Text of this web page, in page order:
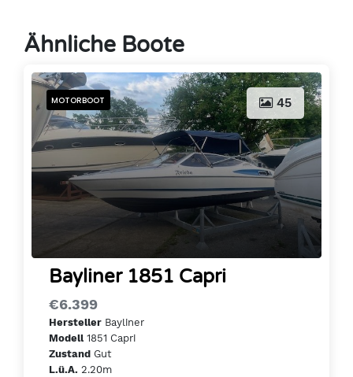
Ähnliche Boote
45
MOTORBOOT
Bayliner 1851 Capri
€6.399
Hersteller Bayliner
Modell1851 Capri
Zustand Gut
L.ü.A. 2.20m